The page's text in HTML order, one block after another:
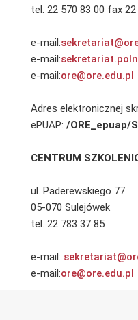
tel. 22 570 83 00 fax
e-mail:
e-mail:
e-mail:ore@ore.edu.pl
Adres elektronicznej
ePUAP: /ORE_epuap/
CENTRUM
ul. Paderewskiego 77
05-070 Sulejówek
tel. 22 783 37 85
e-mail:
e-mail:ore@ore.edu.pl